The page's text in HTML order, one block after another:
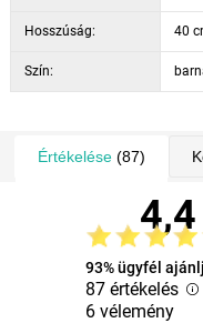
Hosszúság: 40
Szín:
Értékelése(87)
4,4
93% ügyfél
87 értékelés
6 vélemény